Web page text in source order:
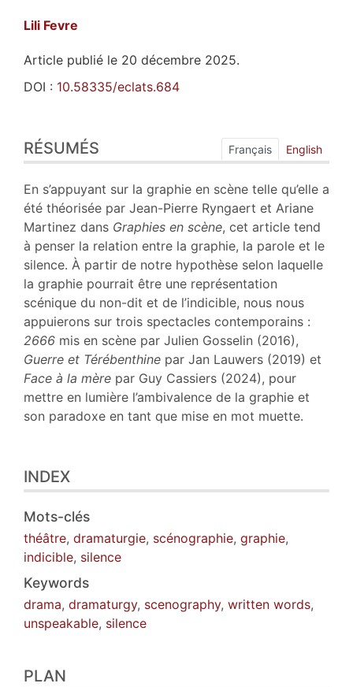
Lili Fevre
Article publié le 20 décembre 2025.
DOI : 10.58335/eclats.684
Index
Plan
Texte
Bibliographie
Notes
Citer cet article
Auteur
RÉSUMÉS Français English
En s’appuyant sur la graphie en scène telle qu’elle a
été théorisée par Jean-Pierre Ryngaert et Ariane
Martinez dans Graphies en scène, cet article tend
à penser la relation entre la graphie, la parole et le
silence. À partir de notre hypothèse selon laquelle
la graphie pourrait être une représentation
scénique du non-dit et de l’indicible, nous nous
appuierons sur trois spectacles contemporains :
2666 mis en scène par Julien Gosselin (2016),
Guerre et Térébenthine par Jan Lauwers (2019) et
Face à la mère par Guy Cassiers (2024), pour
mettre en lumière l’ambivalence de la graphie et
son paradoxe en tant que mise en mot muette.
INDEX
Mots-clés
théâtre, dramaturgie, scénographie, graphie,
indicible, silence
Keywords
drama, dramaturgy, scenography, written words,
unspeakable, silence
PLAN